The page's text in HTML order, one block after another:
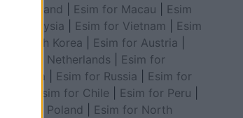
for Thailand
Esim for Macau
Esim
for Malaysia
Esim for Vietnam
Esim
for South Korea
Esim for Austria
Esim for Netherlands
Esim for
Australia
Esim for Russia
Esim for
Esim for Chile Esim for Peru
Esim for Poland
Esim for North